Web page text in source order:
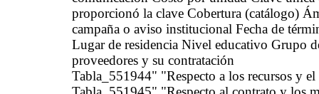
proporcionó la clave Cobertura (catálogo)
campaña o aviso institucional Fecha de
Lugar de residencia Nivel educativo Grupo
proveedores y su contratación
Tabla_551944" "Respecto a los recursos y el